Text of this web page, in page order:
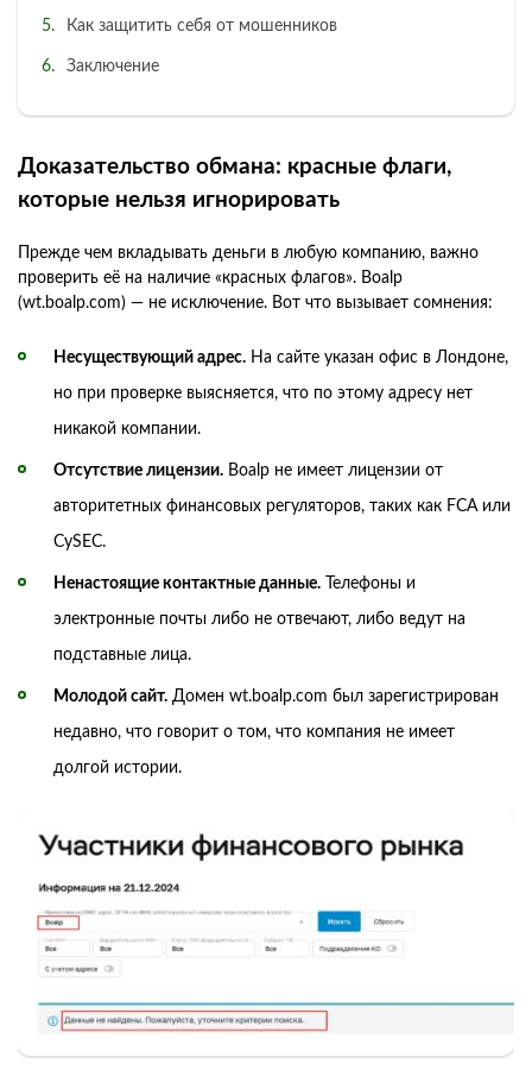
Как защитить себя от мошенников
Заключение
Доказательство обмана: красные флаги,
которые нельзя игнорировать
Прежде чем вкладывать деньги в любую компанию, важно
проверить её на наличие «красных флагов». Boalp
(wt.boalp.com) — не исключение. Вот что вызывает сомнения:
Несуществующий адрес. На сайте указан офис в Лондоне,
но при проверке выясняется, что по этому адресу нет
никакой компании.
Отсутствие лицензии. Boalp не имеет лицензии от
авторитетных финансовых регуляторов, таких как FCA или
CySEC.
Ненастоящие контактные данные. Телефоны и
электронные почты либо не отвечают, либо ведут на
подставные лица.
Молодой сайт. Домен wt.boalp.com был зарегистрирован
недавно, что говорит о том, что компания не имеет
долгой истории.